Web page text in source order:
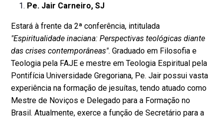
Pe. Jair Carneiro, SJ
Estará à frente da 2ª conferência, intitulada
"Espiritualidade inaciana: Perspectivas teológicas diante
das crises contemporâneas". Graduado em Filosofia e
Teologia pela FAJE e mestre em Teologia Espiritual pela
Pontifícia Universidade Gregoriana, Pe. Jair possui vasta
experiência na formação de jesuítas, tendo atuado como
Mestre de Noviços e Delegado para a Formação no
Brasil. Atualmente, exerce a função de Secretário para a